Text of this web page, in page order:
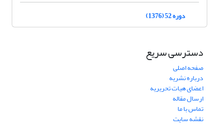
دوره 52 (1376)
دسترسی سریع
صفحه اصلی
درباره نشریه
اعضای هیات تحریریه
ارسال مقاله
تماس با ما
نقشه سایت